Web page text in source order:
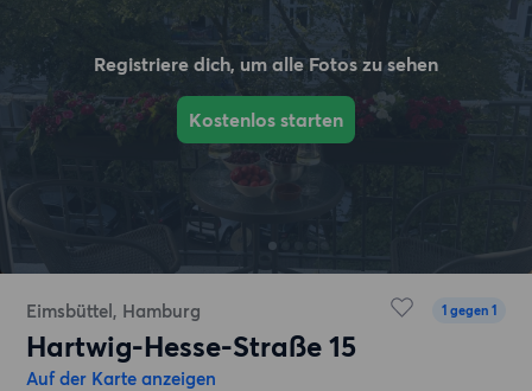
Registriere dich, um alle Fotos zu sehen
Kostenlos starten
Eimsbüttel, Hamburg 1 gegen 1
Hartwig-Hesse-Straße 15
Auf der Karte anzeigen